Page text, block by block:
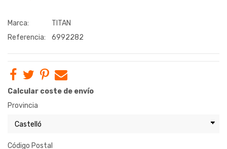
Marca:
TITAN
Referencia:
6992282
Calcular coste de envío
Provincia
Código Postal